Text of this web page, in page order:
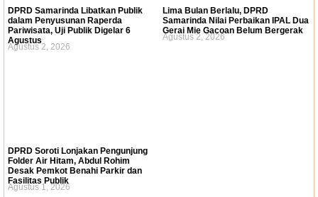
DPRD Samarinda Libatkan Publik
dalam Penyusunan Raperda
Pariwisata, Uji Publik Digelar 6
Agustus
Agustus 2, 2026
Lima Bulan Berlalu, DPRD
Samarinda Nilai Perbaikan IPAL Dua
Gerai Mie Gacoan Belum Bergerak
Agustus 2, 2026
DPRD Soroti Lonjakan Pengunjung
Folder Air Hitam, Abdul Rohim
Desak Pemkot Benahi Parkir dan
Fasilitas Publik
Agustus 1, 2026